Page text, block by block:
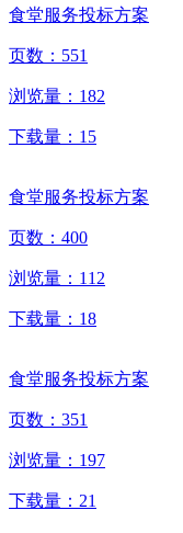
食堂服务投标方案
页数： 551
浏览量： 182
下载量： 15
食堂服务投标方案
页数： 400
浏览量： 112
下载量： 18
食堂服务投标方案
页数： 351
浏览量： 197
下载量： 21